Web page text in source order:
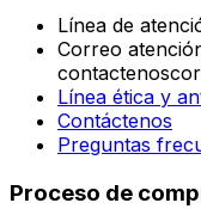
Línea de
Correo
Línea ética y
Contáctenos
Preguntas
Proceso de